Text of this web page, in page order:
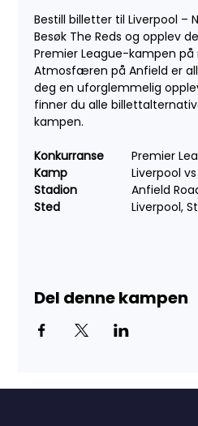
Bestill billetter til Liverpool –
Besøk The Reds og opplev
Premier League-kampen
Atmosfæren på Anfield er
deg en uforglemmelig
finner du alle
kampen.
Konkurranse
Premier
Liverpool
Stadion
Anfield
Liverpool,
Del denne kampen